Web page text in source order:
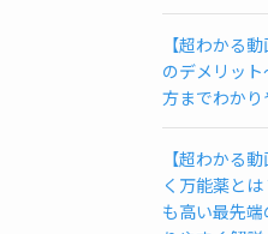
受
け
ら
れ
ク
リ
ニ
ッ
【超わかる
のデメリッ
方までわか
【超わかる
く万能薬と
も高い最先